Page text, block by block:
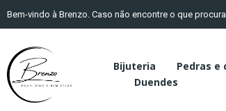
Bem-vindo à Brenzo. Caso não encontre o que
Bijuteria Pedras e
Duendes